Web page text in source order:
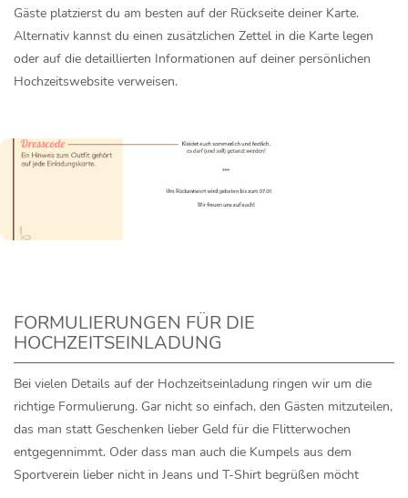
Gäste platzierst du am besten auf der Rückseite deiner Karte.
Alternativ kannst du einen zusätzlichen Zettel in die Karte legen
oder auf die detaillierten Informationen auf deiner persönlichen
Hochzeitswebsite verweisen.
FORMULIERUNGEN FÜR DIE
HOCHZEITSEINLADUNG
Bei vielen Details auf der Hochzeitseinladung ringen wir um die
richtige Formulierung. Gar nicht so einfach, den Gästen mitzuteilen,
das man statt Geschenken lieber Geld für die Flitterwochen
entgegennimmt. Oder dass man auch die Kumpels aus dem
Sportverein lieber nicht in Jeans und T-Shirt begrüßen möcht